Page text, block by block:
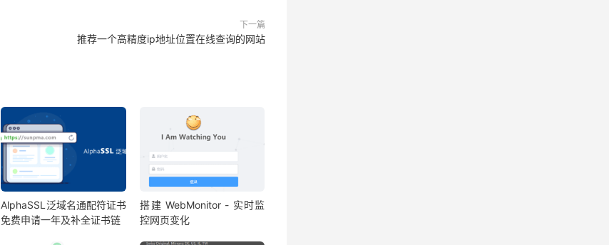
下一篇
推荐一个高精度ip地址位置在线查询的网站
AlphaSSL泛域名通配符证书
免费申请一年及补全证书链
搭建 WebMonitor - 实时监
控网页变化